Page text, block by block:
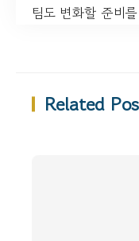
팀도 변화할 준비
Related